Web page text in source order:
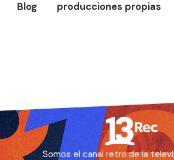
Blog producciones propias
Somos el canal retro de la